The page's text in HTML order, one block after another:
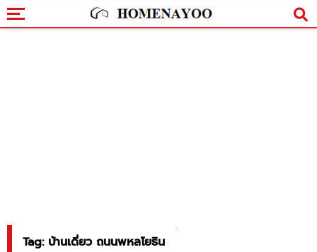
Tag: บ้านเดี่ยว ถนนพหลโยธิน